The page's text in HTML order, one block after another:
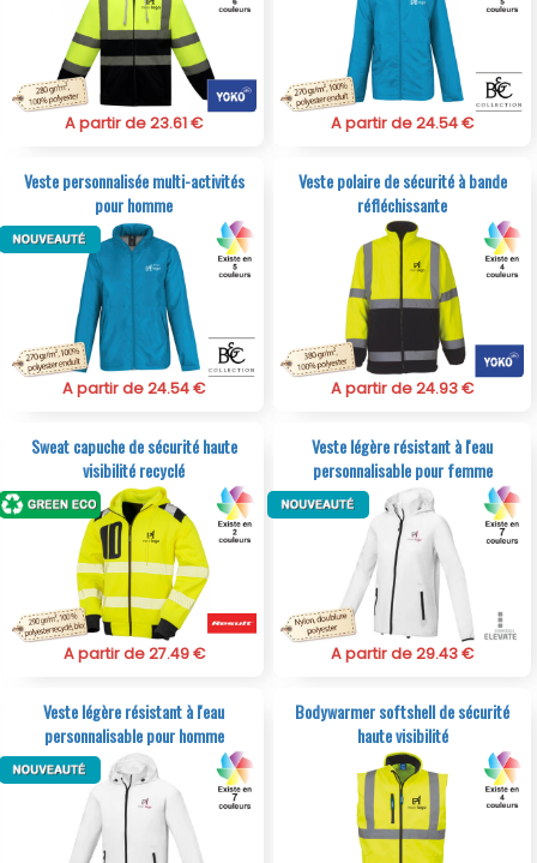
A partir de 23.61 € A partir de 24.54 €
Veste personnalisée multi-activités
pour homme
A partir de 24.54 €
Veste polaire de sécurité à bande
réfléchissante
A partir de 24.93 €
Sweat capuche de sécurité haute
visibilité recyclé
A partir de 27.49 €
Veste légère résistant à l'eau
personnalisable pour femme
A partir de 29.43 €
Veste légère résistant à l'eau
personnalisable pour homme
Bodywarmer softshell de sécurité
haute visibilité